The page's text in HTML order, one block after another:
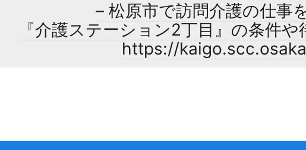
– 松原市で訪問介護の仕事
『介護ステーション2丁目』の条件や
https://